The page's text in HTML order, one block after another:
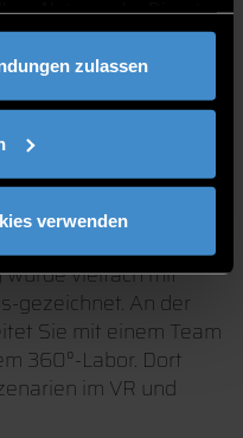
zulassen
verwenden
selbstständig und
und mittelständische
begleitet. Sie hat
den Auftritt der Daim-
begleitet sowie
Aktuell
und
für
oder die Stadt
wurde vielfach mit
gezeichnet. An der
Sie mit einem Team
360°-Labor. Dort
im VR und